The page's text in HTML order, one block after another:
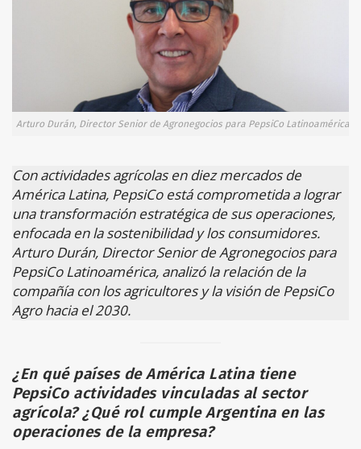
Arturo Durán, Director Senior de Agronegocios para PepsiCo Latinoamérica
Con actividades agrícolas en diez mercados de
América Latina, PepsiCo está comprometida a lograr
una transformación estratégica de sus operaciones,
enfocada en la sostenibilidad y los consumidores.
Arturo Durán, Director Senior de Agronegocios para
PepsiCo Latinoamérica, analizó la relación de la
compañía con los agricultores y la visión de PepsiCo
Agro hacia el 2030.
¿En qué países de América Latina tiene
PepsiCo actividades vinculadas al sector
agrícola? ¿Qué rol cumple Argentina en las
operaciones de la empresa?